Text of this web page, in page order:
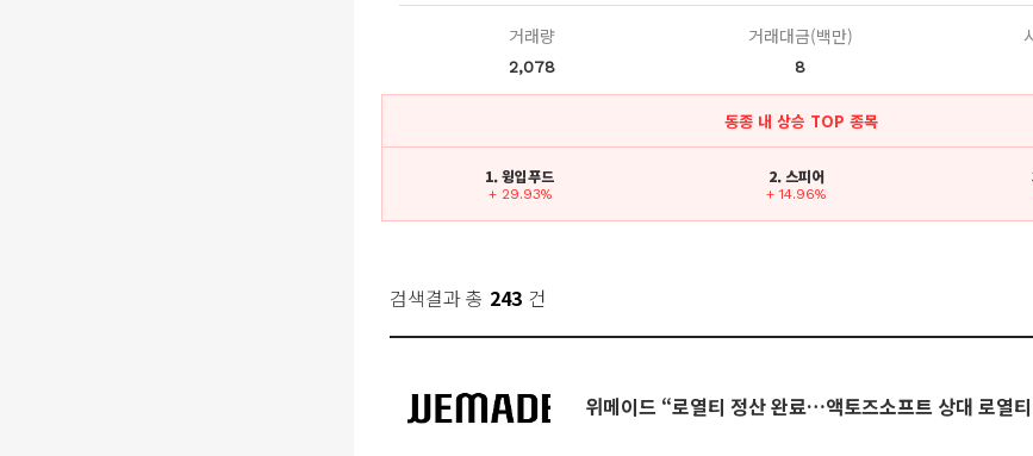
거래량
2,078
거래대금(백만)
8
동종 내 상승 TOP 종목
1. 윙입푸드
+ 29.93%
2. 스피어
+ 14.96%
검색결과 총 243 건
위메이드 “로열티 정산 완료…액토즈소프트 상대 로열